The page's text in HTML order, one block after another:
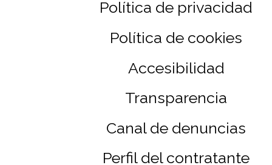
Política de privacidad
Política de cookies
Accesibilidad
Transparencia
Canal de denuncias
Perfil del contratante